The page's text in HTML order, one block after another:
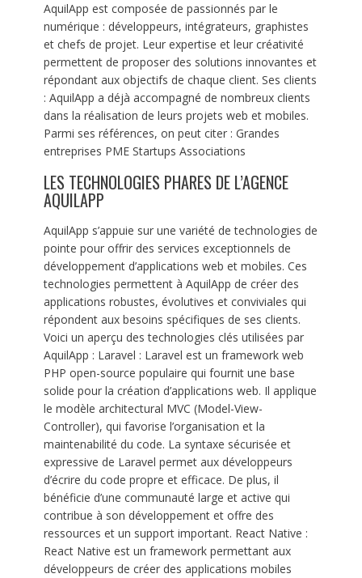
AquilApp est composée de passionnés par le
numérique : développeurs, intégrateurs, graphistes
et chefs de projet. Leur expertise et leur créativité
permettent de proposer des solutions innovantes et
répondant aux objectifs de chaque client. Ses clients
: AquilApp a déjà accompagné de nombreux clients
dans la réalisation de leurs projets web et mobiles.
Parmi ses références, on peut citer : Grandes
entreprises PME Startups Associations
LES TECHNOLOGIES PHARES DE L’AGENCE
AQUILAPP
AquilApp s’appuie sur une variété de technologies de
pointe pour offrir des services exceptionnels de
développement d’applications web et mobiles. Ces
technologies permettent à AquilApp de créer des
applications robustes, évolutives et conviviales qui
répondent aux besoins spécifiques de ses clients.
Voici un aperçu des technologies clés utilisées par
AquilApp : Laravel : Laravel est un framework web
PHP open-source populaire qui fournit une base
solide pour la création d’applications web. Il applique
le modèle architectural MVC (Model-View-
Controller), qui favorise l’organisation et la
maintenabilité du code. La syntaxe sécurisée et
expressive de Laravel permet aux développeurs
d’écrire du code propre et efficace. De plus, il
bénéficie d’une communauté large et active qui
contribue à son développement et offre des
ressources et un support important. React Native :
React Native est un framework permettant aux
développeurs de créer des applications mobiles